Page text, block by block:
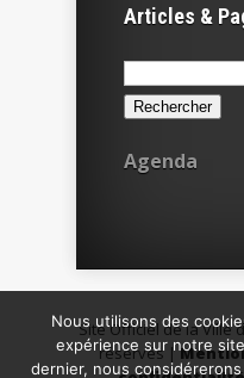
Articles &
Rechercher :
Agenda
Site Officiel de la Ville
réservés |
Nous utilisons des
expérience sur notre
dernier, nous